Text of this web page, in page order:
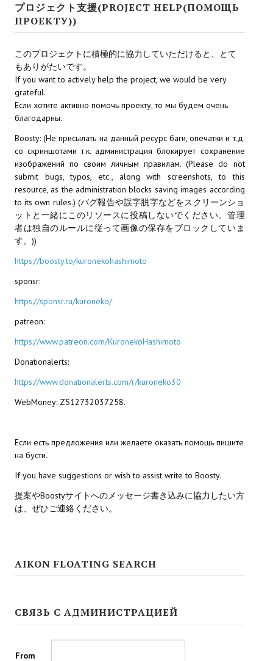
Sea Dogs Remaster Fan Edition
НОВОСТИ ПОРТАЛА
Новости
Новости Архив
МОДЫ ДЛЯ ИГР
Патчи
Mass Effect 2
Mass Effect 3
Моды
Divinity Original Sin Enhanced Edition
Dragon Age: Origins
Dragon Age: Inquisition
Fallout 3
GTA 5
Neverwinter Nights 1
Sims 3
Star Wars Jedi Knight: Dark Force II
Star Wars Knights of the Old Republic 2
プロジェクト支援(PROJECT HELP(ПОМОЩЬ
ПРОЕКТУ))
このプロジェクトに積極的に協力していただけると、とて
もありがたいです。
If you want to actively help the project, we would be very
grateful.
Если хотите активно помочь проекту, то мы будем очень
благодарны.
Boosty: (Не присылать на данный ресурс баги, опечатки и т.д.
со скриншотами т.к. администрация блокирует сохранение
изображений по своим личным правилам. (Please do not
submit bugs, typos, etc., along with screenshots, to this
resource, as the administration blocks saving images according
to its own rules.) (バグ報告や誤字脱字などをスクリーンショ
ットと一緒にこのリソースに投稿しないでください。管理
者は独自のルールに従って画像の保存をブロックしていま
す。))
https://boosty.to/kuronekohashimoto
sponsr:
https://sponsr.ru/kuroneko/
patreon:
https://www.patreon.com/KuronekoHashimoto
Donationalerts:
https://www.donationalerts.com/r/kuroneko30
WebMoney: Z512732037258.
Если есть предложения или желаете оказать помощь пишите
на бусти.
If you have suggestions or wish to assist write to Boosty.
提案やBoostyサイトへのメッセージ書き込みに協力したい方
は、ぜひご連絡ください。
AIKON FLOATING SEARCH
СВЯЗЬ С АДМИНИСТРАЦИЕЙ
From